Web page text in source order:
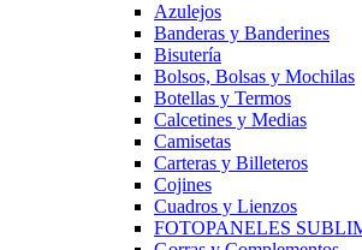
Azulejos
Banderas y Banderines
Bisutería
Bolsos, Bolsas y Mochilas
Botellas y Termos
Calcetines y Medias
Camisetas
Carteras y Billeteros
Cojines
Cuadros y Lienzos
FOTOPANELES